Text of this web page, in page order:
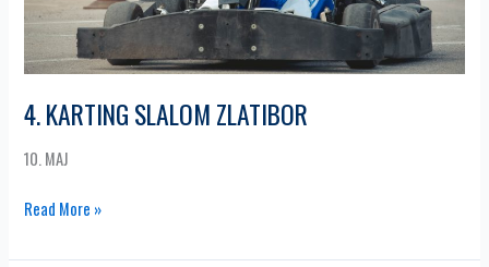
4. KARTING SLALOM ZLATIBOR
10. MAJ
Read More »